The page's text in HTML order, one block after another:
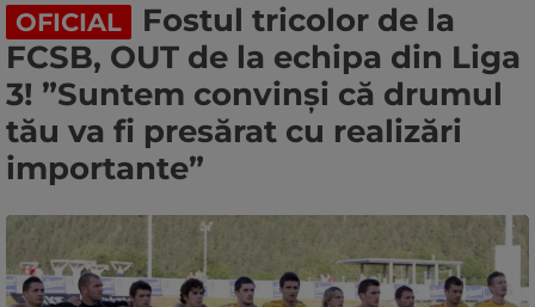
OFICIAL
Fostul tricolor de la
FCSB, OUT de la echipa din Liga
3! ”Suntem convinși că drumul
tău va fi presărat cu realizări
importante”